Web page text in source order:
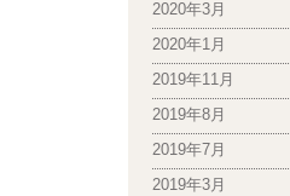
2020年3月
2020年1月
2019年11月
2019年8月
2019年7月
2019年3月